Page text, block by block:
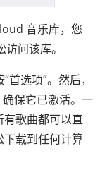
音乐库，您
问该库。
选项”。然后，
保它已激活。一
歌曲都可以直
载到任何计算